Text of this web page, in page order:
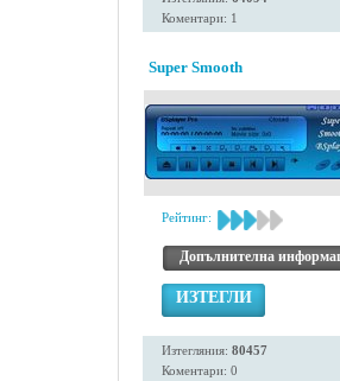
Коментари: 1
Super Smooth
Рейтинг:
Допълнителна
ИЗТЕГЛИ
Изтегляния: 80457
Коментари: 0